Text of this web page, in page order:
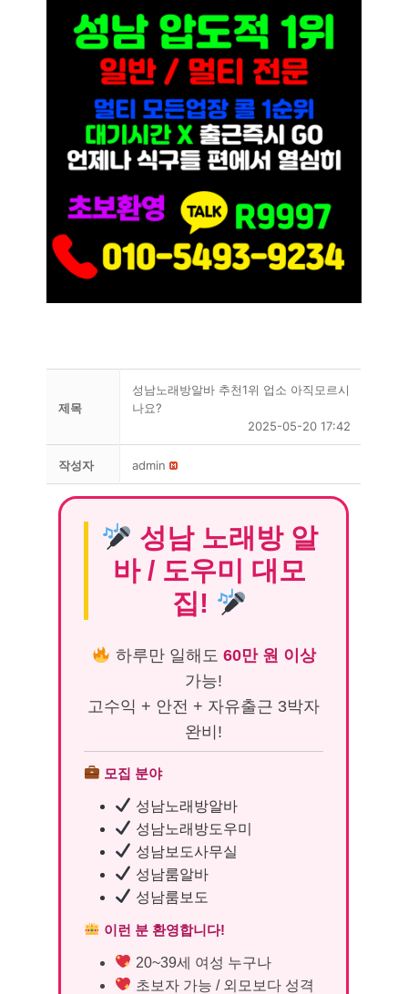
제목
성남노래방알바 추천1위 업소 아직모르시
나요?
2025-05-20 17:42
작성자 admin
성남 노래방 알
바 / 도우미 대모
집!
하루만 일해도 60만 원 이상
가능!
고수익 + 안전 + 자유출근 3박자
완비!
모집 분야
성남노래방알바
성남노래방도우미
성남보도사무실
성남룸알바
성남룸보도
이런 분 환영합니다!
20~39세 여성 누구나
초보자 가능 / 외모보다 성격